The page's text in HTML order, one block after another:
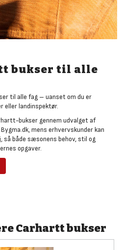
bukser til alle
til alle fag – uanset om du er
eller landinspektør.
bukser gennem udvalget af
mens erhvervskunder kan
både sæsonens behov, stil og
opgaver.
Carhartt bukser